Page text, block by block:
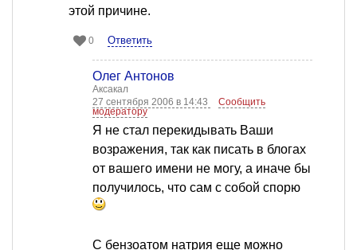
этой причине.
0 Ответить
Олег Антонов
Аксакал
27 сентября 2006 в 14:43
Сообщить
модератору
Я не стал перекидывать Ваши
возражения, так как писать в блогах
от вашего имени не могу, а иначе бы
получилось, что сам с собой спорю
С бензоатом натрия еще можно